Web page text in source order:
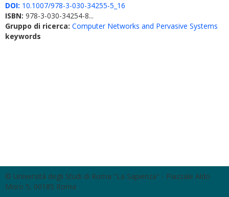
DOI: 10.1007/978-3-030-34255-5_16
ISBN: 978-3-030-34254-8...
Gruppo di ricerca: Computer Networks and Pervasive Systems
keywords
© Università degli Studi di Roma "La Sapienza" - Piazzale Aldo
Moro 5, 00185 Roma